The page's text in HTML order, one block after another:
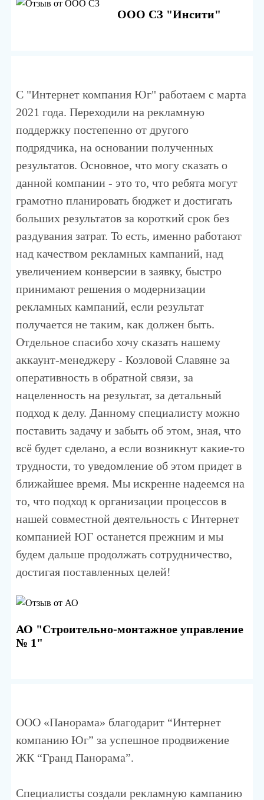
ООО СЗ "Инсити"
С "Интернет компания Юг" работаем с марта
2021 года. Переходили на рекламную
поддержку постепенно от другого
подрядчика, на основании полученных
результатов. Основное, что могу сказать о
данной компании - это то, что ребята могут
грамотно планировать бюджет и достигать
больших результатов за короткий срок без
раздувания затрат. То есть, именно работают
над качеством рекламных кампаний, над
увеличением конверсии в заявку, быстро
принимают решения о модернизации
рекламных кампаний, если результат
получается не таким, как должен быть.
Отдельное спасибо хочу сказать нашему
аккаунт-менеджеру - Козловой Славяне за
оперативность в обратной связи, за
нацеленность на результат, за детальный
подход к делу. Данному специалисту можно
поставить задачу и забыть об этом, зная, что
всё будет сделано, а если возникнут какие-то
трудности, то уведомление об этом придет в
ближайшее время. Мы искренне надеемся на
то, что подход к организации процессов в
нашей совместной деятельность с Интернет
компанией ЮГ останется прежним и мы
будем дальше продолжать сотрудничество,
достигая поставленных целей!
АО "Строительно-монтажное управление
№ 1"
ООО «Панорама» благодарит “Интернет
компанию Юг” за успешное продвижение
ЖК “Гранд Панорама”.
Специалисты создали рекламную кампанию